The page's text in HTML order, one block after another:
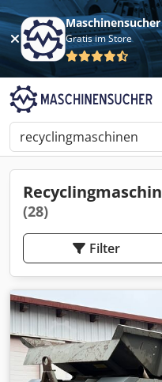
Maschinensucher
Gratis im Store
(28)
Filter